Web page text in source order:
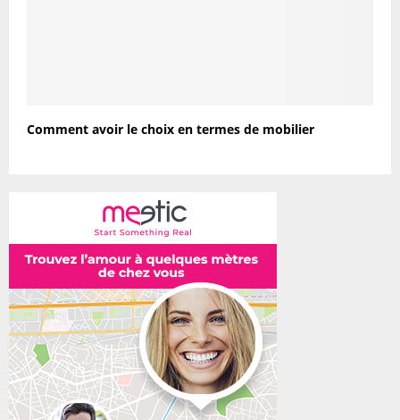
Comment avoir le choix en termes de mobilier